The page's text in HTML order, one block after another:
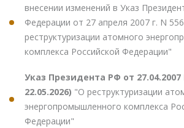
внесении изменений в Указ
Федерации от 27 апреля 2007 г. N
реструктуризации атомного
комплекса Российской Федерации"
Указ Президента РФ от 27.04.2007
22.05.2026) "О реструктуризации
энергопромышленного комплекса
Федерации"